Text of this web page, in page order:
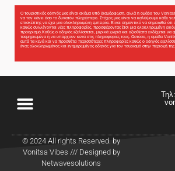
Ο τουριστικός οδηγός μας είναι ακόμα υπό διαμόρφωση, αλλά η ομάδα του
να τον κάνει όσο το δυνατόν πληρέστερο. Στόχος μας είναι να καλύψουμε κάθε
επισκέπτης να έχει μια ολοκληρωμένη εμπειρία. Είναι σημαντικό να σημειωθεί
καθώς συλλέγονται νέες πληροφορίες, προσφέροντας έτσι μια ολοκληρωμένη
προορισμό.Καθώς ο οδηγός εξελίσσεται, μερικά χωριά και αξιοθέατα ενδέχεται
τεκμηριωμένα ή να υπάρχουν κενά στις πληροφορίες τους. Ωστόσο, η ομάδα
αυτά τα κενά και να προσθέτει περισσότερες πληροφορίες καθώς ο οδηγός
ένας ολοκληρωμένος και ενημερωμένος οδηγός για τον τουρισμό στην περιοχή της
© 2024 All rights Reserved. by
Vonitsa Vibes /// Designed by
Netwavesolutions